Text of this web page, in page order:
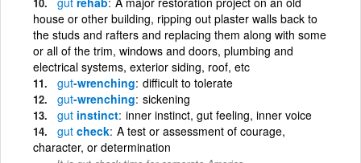
house or other building, ripping out plaster walls back to
the studs and rafters and replacing them along with some
or all of the trim, windows and doors, plumbing and
electrical systems, exterior siding, roof, etc
gut-wrenching difficult to tolerate
gut-wrenching sickening
gut instinct inner instinct, gut feeling, inner voice
gut check A test or assessment of courage,
character, or determination